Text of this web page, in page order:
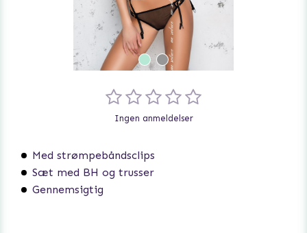
Med strømpebåndsclips
Sæt med BH og trusser
Gennemsigtig
Ingen anmeldelser